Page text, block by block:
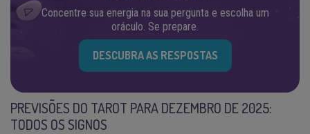
Concentre sua energia na sua pergunta e escolha um
oráculo. Se prepare.
DESCUBRA AS RESPOSTAS
PREVISÕES DO TAROT PARA DEZEMBRO DE 2025:
TODOS OS SIGNOS